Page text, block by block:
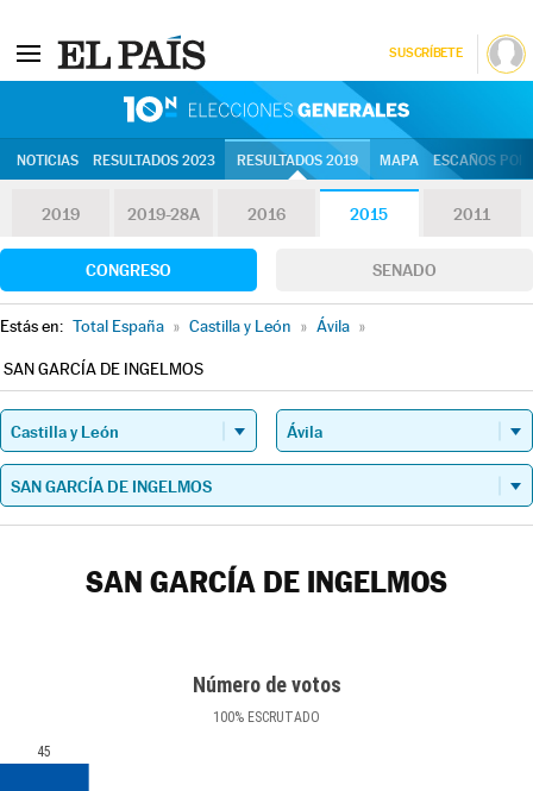
SUSCRÍBETE
NOTICIAS RESULTADOS 2023 RESULTADOS 2019 MAPA ESCAÑOS
2019 2019-28A 2016 2015 2011
CONGRESO SENADO
Estás en: Total España » Castilla y León » Ávila »
SAN GARCÍA DE INGELMOS
SAN GARCÍA DE INGELMOS
Número de votos
100% ESCRUTADO
45